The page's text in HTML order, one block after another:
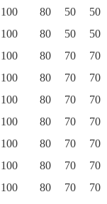
100 80 50 50
100 80 50 50
100 80 70 70
100 80 70 70
100 80 70 70
100 80 70 70
100 80 70 70
100 80 70 70
100 80 70 70